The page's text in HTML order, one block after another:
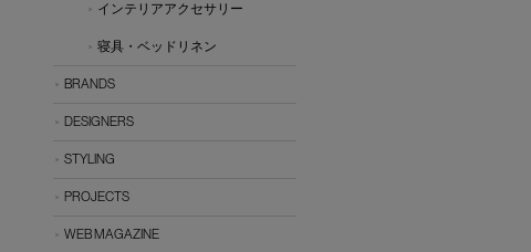
インテリアアクセサリー
寝具・ベッドリネン
BRANDS
DESIGNERS
STYLING
PROJECTS
WEB MAGAZINE